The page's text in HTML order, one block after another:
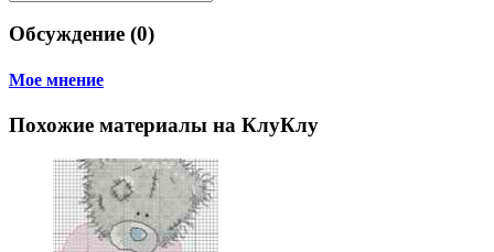
Обсуждение (0)
Мое мнение
Похожие материалы на КлуКлу